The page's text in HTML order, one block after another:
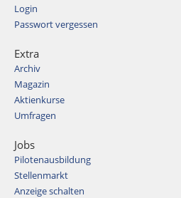
Login
Passwort vergessen
Extra
Archiv
Magazin
Aktienkurse
Umfragen
Jobs
Pilotenausbildung
Stellenmarkt
Anzeige schalten